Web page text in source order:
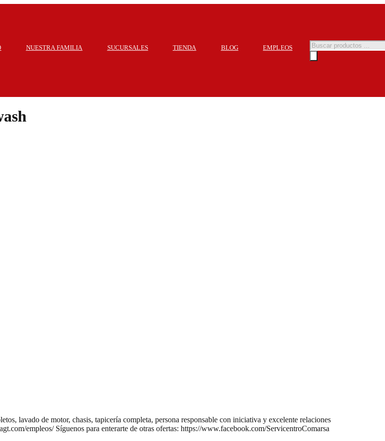
NUESTRA FAMILIA SUCURSALES TIENDA BLOG EMPLEOS
lavado de motor, chasis, tapicería completa, persona responsable con iniciativa y excelente relaciones
empleos/ Síguenos para enterarte de otras ofertas: https://www.facebook.com/ServicentroComarsa